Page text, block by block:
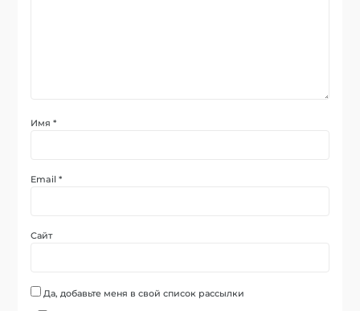
Имя*
Email*
Сайт
Да, добавьте меня в свой список рассылки